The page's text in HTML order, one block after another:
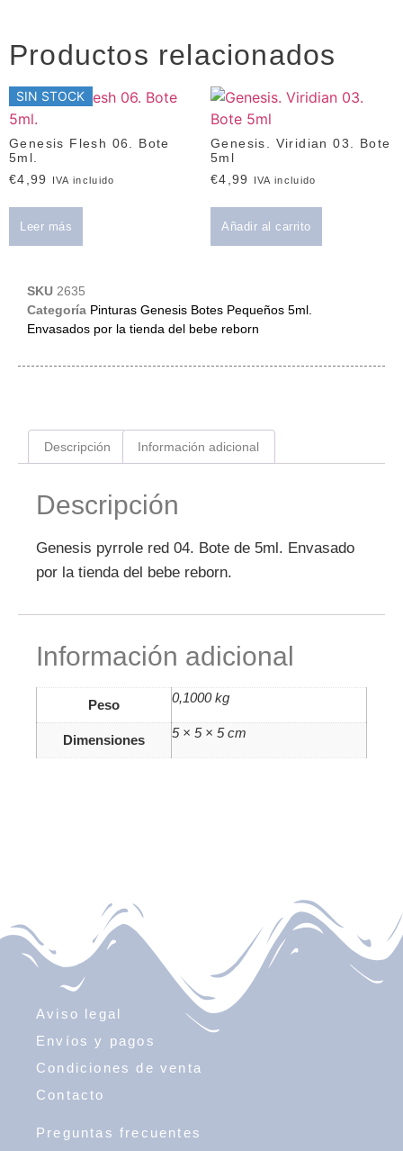
Productos relacionados
SIN STOCK
Genesis Flesh 06. Bote
5ml.
€4,99 IVA incluido
Leer más
Genesis. Viridian 03. Bote
5ml
€4,99 IVA incluido
Añadir al carrito
SKU 2635
Categoría Pinturas Genesis Botes Pequeños 5ml.
Envasados por la tienda del bebe reborn
Descripción Información adicional
Descripción
Genesis pyrrole red 04. Bote de 5ml. Envasado
por la tienda del bebe reborn.
Información adicional
Peso 0,1000 kg
Dimensiones 5 × 5 × 5 cm
Aviso legal
Envíos y pagos
Condiciones de venta
Contacto
Preguntas frecuentes